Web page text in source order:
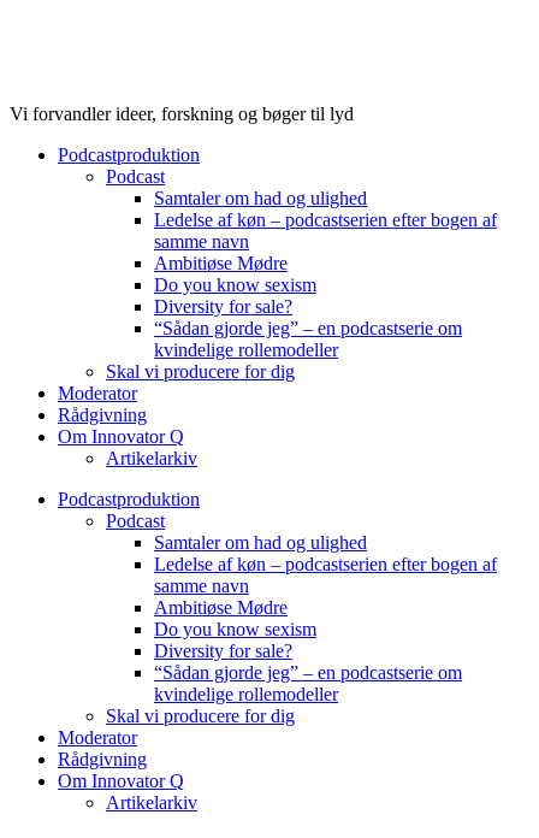
Vi forvandler ideer, forskning og bøger til lyd
Podcastproduktion
Podcast
Samtaler om had og ulighed
Ledelse af køn – podcastserien efter bogen af
samme navn
Ambitiøse Mødre
Do you know sexism
Diversity for sale?
“Sådan gjorde jeg” – en podcastserie om
kvindelige rollemodeller
Skal vi producere for dig
Moderator
Rådgivning
Om Innovator Q
Artikelarkiv
Podcastproduktion
Podcast
Samtaler om had og ulighed
Ledelse af køn – podcastserien efter bogen af
samme navn
Ambitiøse Mødre
Do you know sexism
Diversity for sale?
“Sådan gjorde jeg” – en podcastserie om
kvindelige rollemodeller
Skal vi producere for dig
Moderator
Rådgivning
Om Innovator Q
Artikelarkiv